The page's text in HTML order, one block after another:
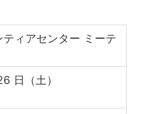
ィアセンター ミーテ
日（土）